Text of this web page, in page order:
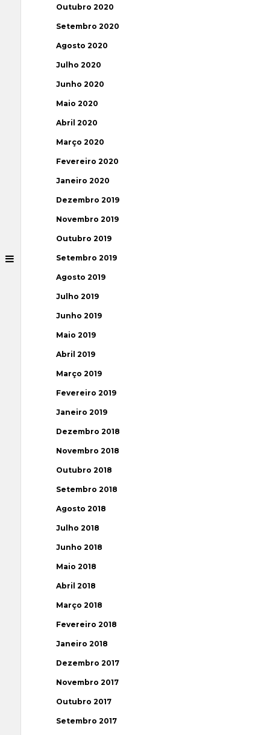
Outubro 2020
Setembro 2020
Agosto 2020
Julho 2020
Junho 2020
Maio 2020
Abril 2020
Março 2020
Fevereiro 2020
Janeiro 2020
Dezembro 2019
Novembro 2019
Outubro 2019
Setembro 2019
Agosto 2019
Julho 2019
Junho 2019
Maio 2019
Abril 2019
Março 2019
Fevereiro 2019
Janeiro 2019
Dezembro 2018
Novembro 2018
Outubro 2018
Setembro 2018
Agosto 2018
Julho 2018
Junho 2018
Maio 2018
Abril 2018
Março 2018
Fevereiro 2018
Janeiro 2018
Dezembro 2017
Novembro 2017
Outubro 2017
Setembro 2017